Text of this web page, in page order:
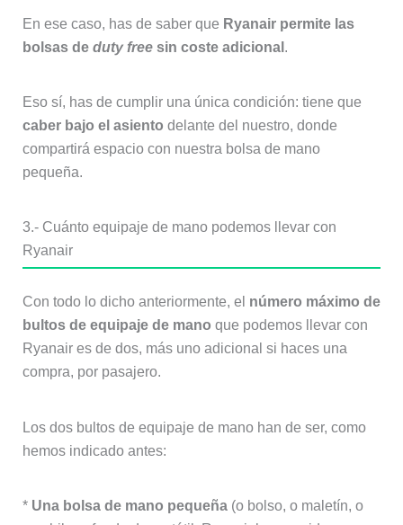
En ese caso, has de saber que Ryanair permite las
bolsas de duty freesin coste adicional .
Eso sí, has de cumplir una única condición: tiene que
caber bajo el asiento delante del nuestro, donde
compartirá espacio con nuestra bolsa de mano
pequeña.
3.- Cuánto equipaje de mano podemos llevar con
Ryanair
Con todo lo dicho anteriormente, el número máximo de
bultos de equipaje de mano que podemos llevar con
Ryanair es de dos, más uno adicional si haces una
compra, por pasajero.
Los dos bultos de equipaje de mano han de ser, como
hemos indicado antes:
* Una bolsa de mano pequeña(o bolso, o maletín, o